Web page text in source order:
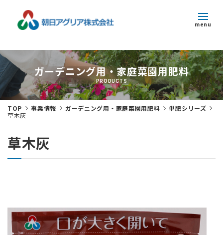
トピックス
企業情報
事業紹介
採用情報
menu
ガーデニング用・家庭菜園用肥料
PRODUCTS
TOP 事業情報 ガーデニング用・家庭菜園用肥料
単肥シリーズ
草木灰
草木灰